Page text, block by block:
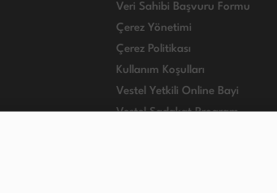
Veri Sahibi Başvuru Formu
Çerez Yönetimi
Çerez Politikası
Kullanım Koşulları
Vestel Yetkili Online Bayi
Vestel Sadakat Program